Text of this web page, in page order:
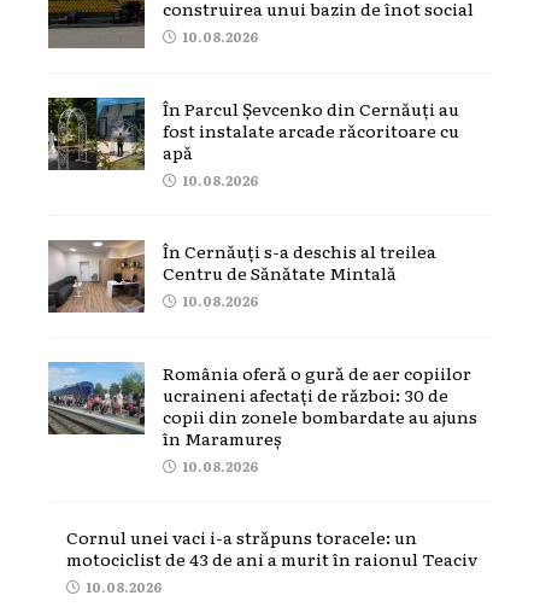
construirea unui bazin de înot social
10.08.2026
În Parcul Șevcenko din Cernăuți au
fost instalate arcade răcoritoare cu
apă
10.08.2026
În Cernăuți s-a deschis al treilea
Centru de Sănătate Mintală
10.08.2026
România oferă o gură de aer copiilor
ucraineni afectați de război: 30 de
copii din zonele bombardate au ajuns
în Maramureș
10.08.2026
Cornul unei vaci i-a străpuns toracele: un
motociclist de 43 de ani a murit în raionul Teaciv
10.08.2026